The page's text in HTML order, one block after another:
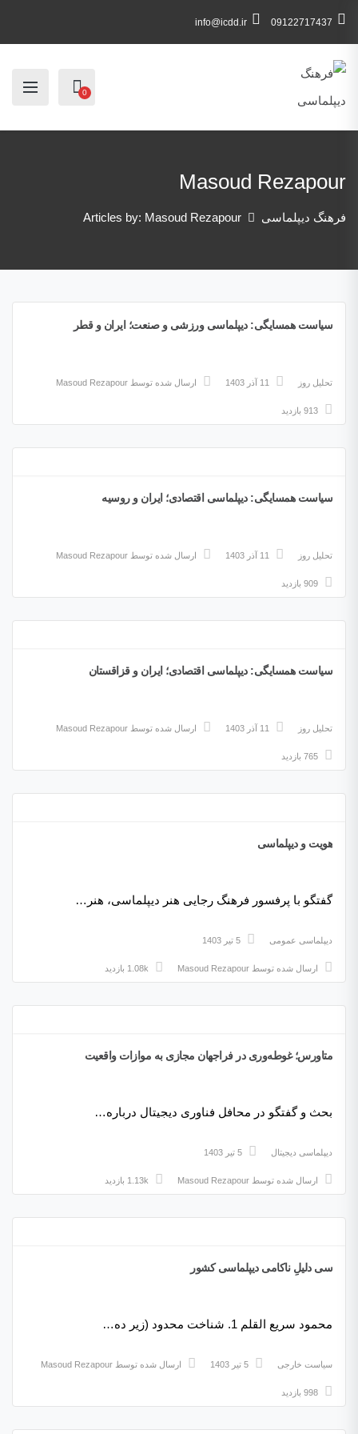
09122717437
info@icdd.ir
0
Masoud Rezapour
فرهنگ دیپلماسی Articles by: Masoud Rezapour
سیاست همسایگی: دیپلماسی ورزشی و صنعت؛ ایران و قطر
تحلیل روز 11 آذر 1403 ارسال شده توسط Masoud Rezapour
سیاست همسایگی: دیپلماسی اقتصادی؛ ایران و روسیه
تحلیل روز 11 آذر 1403 ارسال شده توسط Masoud Rezapour
سیاست همسایگی: دیپلماسی اقتصادی؛ ایران و قزاقستان
تحلیل روز 11 آذر 1403 ارسال شده توسط Masoud Rezapour
هویت و دیپلماسی
گفتگو با پرفسور فرهنگ رجایی هنر دیپلماسی، هنر…
دیپلماسی عمومی 5 تیر 1403
ارسال شده توسط Masoud Rezapour
متاورس؛ غوطه‌وری در فراجهان مجازی به موازات واقعیت
بحث‌ و گفتگو در محافل فناوری دیجیتال درباره…
دیپلماسی دیجیتال 5 تیر 1403
ارسال شده توسط Masoud Rezapour
سی دلیلِ ناکامی دیپلماسی کشور
محمود سریع القلم 1. شناخت محدود (زیر ده…
سیاست خارجی 5 تیر 1403 ارسال شده توسط Masoud Rezapour